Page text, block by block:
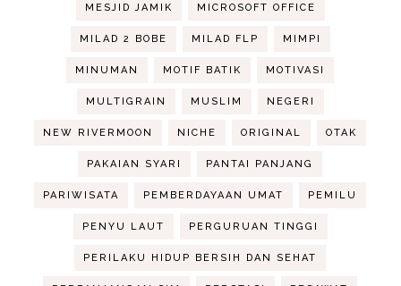
MESJID JAMIK MICROSOFT OFFICE
MILAD 2 BOBE MILAD FLP MIMPI
MINUMAN MOTIF BATIK MOTIVASI
MULTIGRAIN MUSLIM NEGERI
NEW RIVERMOON NICHE ORIGINAL OTAK
PAKAIAN SYARI PANTAI PANJANG
PARIWISATA PEMBERDAYAAN UMAT PEMILU
PENYU LAUT PERGURUAN TINGGI
PERILAKU HIDUP BERSIH DAN SEHAT